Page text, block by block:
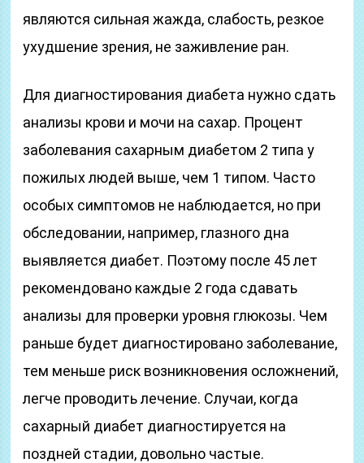
являются сильная жажда, слабость, резкое
ухудшение зрения, не заживление ран.
Для диагностирования диабета нужно сдать
анализы крови и мочи на сахар. Процент
заболевания сахарным диабетом 2 типа у
пожилых людей выше, чем 1 типом. Часто
особых симптомов не наблюдается, но при
обследовании, например, глазного дна
выявляется диабет. Поэтому после 45 лет
рекомендовано каждые 2 года сдавать
анализы для проверки уровня глюкозы. Чем
раньше будет диагностировано заболевание,
тем меньше риск возникновения осложнений,
легче проводить лечение. Случаи, когда
сахарный диабет диагностируется на
поздней стадии, довольно частые.